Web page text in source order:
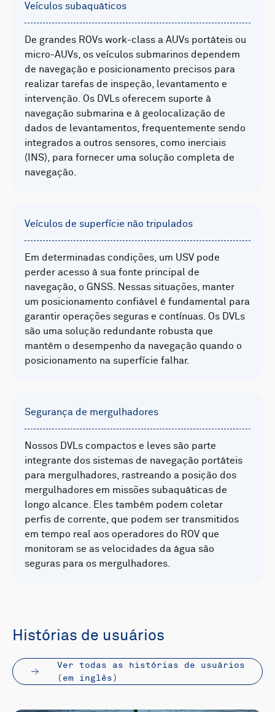
Veículos subaquáticos
De grandes ROVs work-class a AUVs portáteis ou
micro-AUVs, os veículos submarinos dependem
de navegação e posicionamento precisos para
realizar tarefas de inspeção, levantamento e
intervenção. Os DVLs oferecem suporte à
navegação submarina e à geolocalização de
dados de levantamentos, frequentemente sendo
integrados a outros sensores, como inerciais
(INS), para fornecer uma solução completa de
navegação.
Veículos de superfície não tripulados
Em determinadas condições, um USV pode
perder acesso à sua fonte principal de
navegação, o GNSS. Nessas situações, manter
um posicionamento confiável é fundamental para
garantir operações seguras e contínuas. Os DVLs
são uma solução redundante robusta que
mantém o desempenho da navegação quando o
posicionamento na superfície falhar.
Segurança de mergulhadores
Nossos DVLs compactos e leves são parte
integrante dos sistemas de navegação portáteis
para mergulhadores, rastreando a posição dos
mergulhadores em missões subaquáticas de
longo alcance. Eles também podem coletar
perfis de corrente, que podem ser transmitidos
em tempo real aos operadores do ROV que
monitoram se as velocidades da água são
seguras para os mergulhadores.
Histórias de usuários
Ver todas as histórias de usuários
(em inglês)